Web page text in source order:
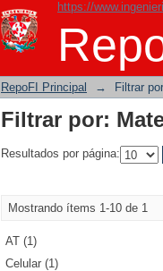
https://
Filtrar por:
RepoFI Principal → Filtrar
Filtrar por:
Resultados por página:
Mostrando ítems 1-10 de 1
AT (1)
Celular (1)